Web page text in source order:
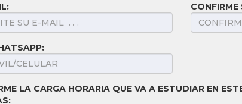
CONFIRME
LA CARGA HORARIA QUE VA A ESTUDIAR EN